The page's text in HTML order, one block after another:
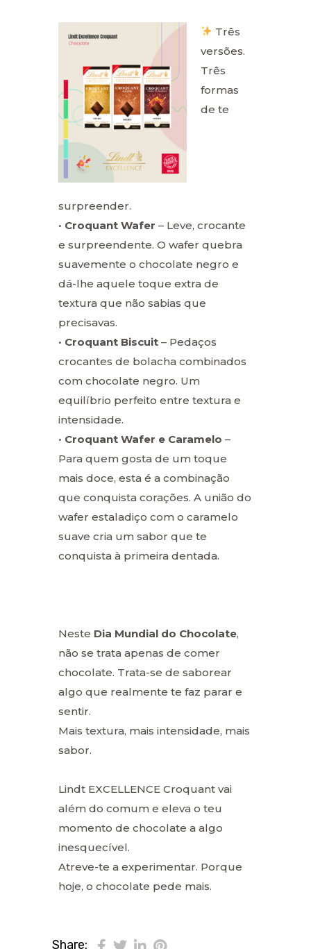
Três
versões.
Três
formas
de te
surpreender.
• Croquant Wafer – Leve, crocante
e surpreendente. O wafer quebra
suavemente o chocolate negro e
dá-lhe aquele toque extra de
textura que não sabias que
precisavas.
• Croquant Biscuit – Pedaços
crocantes de bolacha combinados
com chocolate negro. Um
equilíbrio perfeito entre textura e
intensidade.
• Croquant Wafer e Caramelo –
Para quem gosta de um toque
mais doce, esta é a combinação
que conquista corações. A união do
wafer estaladiço com o caramelo
suave cria um sabor que te
conquista à primeira dentada.
Neste Dia Mundial do Chocolate,
não se trata apenas de comer
chocolate. Trata-se de saborear
algo que realmente te faz parar e
sentir.
Mais textura, mais intensidade, mais
sabor.
Lindt EXCELLENCE Croquant vai
além do comum e eleva o teu
momento de chocolate a algo
inesquecível.
Atreve-te a experimentar. Porque
hoje, o chocolate pede mais.
Share: